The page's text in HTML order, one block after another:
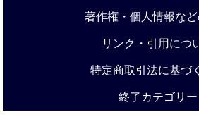
著作権・個人情報な
リンク・引用につ
特定商取引法に基づ
終了カテゴリー